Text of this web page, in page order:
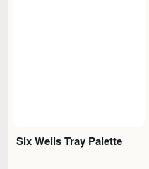
Six Wells Tray Palette